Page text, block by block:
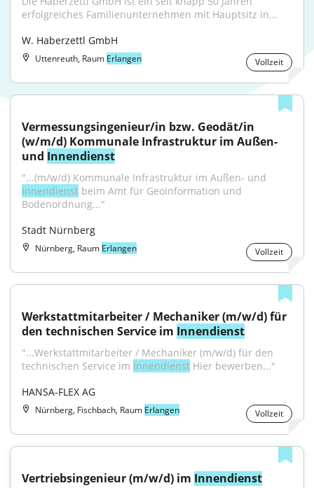
erfolgreiches Familienunternehmen mit Hauptsitz in...
W. Haberzettl GmbH
Uttenreuth, Raum Erlangen Vollzeit
Vermessungsingenieur/in bzw. Geodät/in
(w/m/d) Kommunale Infrastruktur im Außen-
und Innendienst
Innendienst beim Amt für Geoinformation und
Bodenordnung..."
Stadt Nürnberg
Nürnberg, Raum Erlangen Vollzeit
Werkstattmitarbeiter / Mechaniker (m/w/d) für
den technischen Service im Innendienst
"...Werkstattmitarbeiter / Mechaniker (m/w/d) für den
technischen Service im Innendienst Hier bewerben..."
HANSA-FLEX AG
Nürnberg, Fischbach, Raum Erlangen Vollzeit
Vertriebsingenieur (m/w/d) im Innendienst